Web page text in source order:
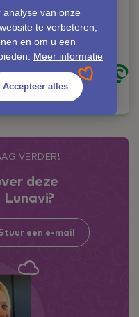
van onze
te verbeteren,
en om u een
Meer informatie
Accepteer alles
VERDER!
deze
een e-mail